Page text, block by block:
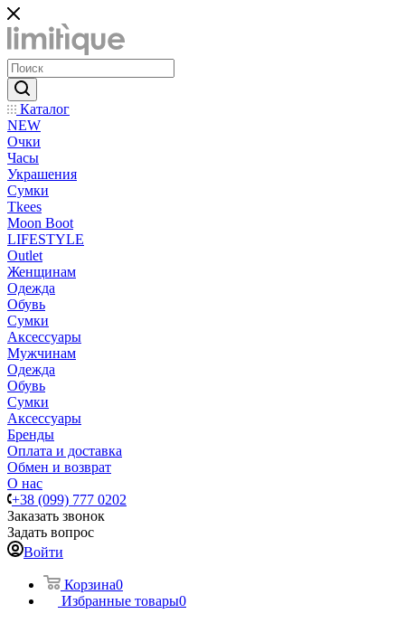
Каталог
NEW
Очки
Часы
Украшения
Сумки
Tkees
Moon Boot
LIFESTYLE
Outlet
Женщинам
Одежда
Обувь
Сумки
Аксессуары
Мужчинам
Одежда
Обувь
Сумки
Аксессуары
Бренды
Оплата и доставка
Обмен и возврат
О нас
+38 (099) 777 0202
Заказать звонок
Задать вопрос
Войти
Корзина0
Избранные товары0